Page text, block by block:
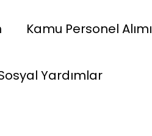
Kamu Personel Alımı
Yardımlar